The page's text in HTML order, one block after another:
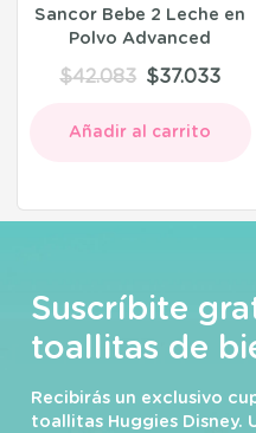
Sancor Bebe 2 Leche en
Polvo Advanced
$42.083 $37.033
Añadir al carrito
Suscríbite
toallitas de
Recibirás un exclusivo
toallitas Huggies Disney.